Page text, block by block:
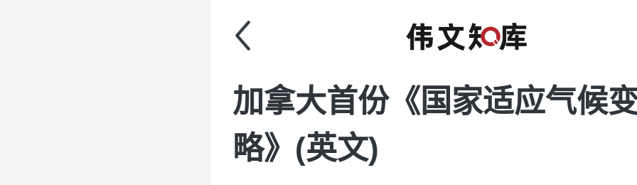
加拿大首份《国家适应气候
略》(英文)